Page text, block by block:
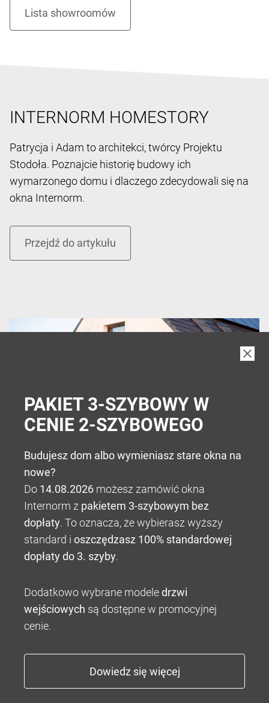
INTERNORM HOMESTORY
Patrycja i Adam to architekci, twórcy Projektu
Stodoła. Poznajcie historię budowy ich
wymarzonego domu i dlaczego zdecydowali się na
okna Internorm.
PAKIET 3-SZYBOWY W
CENIE 2-SZYBOWEGO
Budujesz dom albo wymieniasz stare okna na
nowe?
Do 14.08.2026 możesz zamówić okna
Internorm z pakietem 3-szybowym bez
dopłaty. To oznacza, że wybierasz wyższy
standard i oszczędzasz 100% standardowej
dopłaty do 3. szyby.
Dodatkowo wybrane modeledrzwi
wejściowych są dostępne w promocyjnej
cenie.